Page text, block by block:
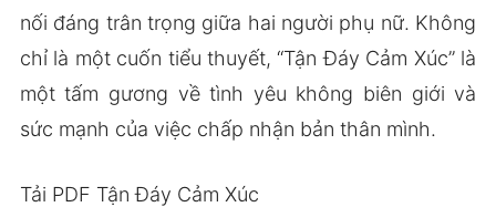
nối đáng trân trọng giữa hai người phụ nữ. Không
chỉ là một cuốn tiểu thuyết, “Tận Đáy Cảm Xúc” là
một tấm gương về tình yêu không biên giới và
sức mạnh của việc chấp nhận bản thân mình.
Tải PDF Tận Đáy Cảm Xúc